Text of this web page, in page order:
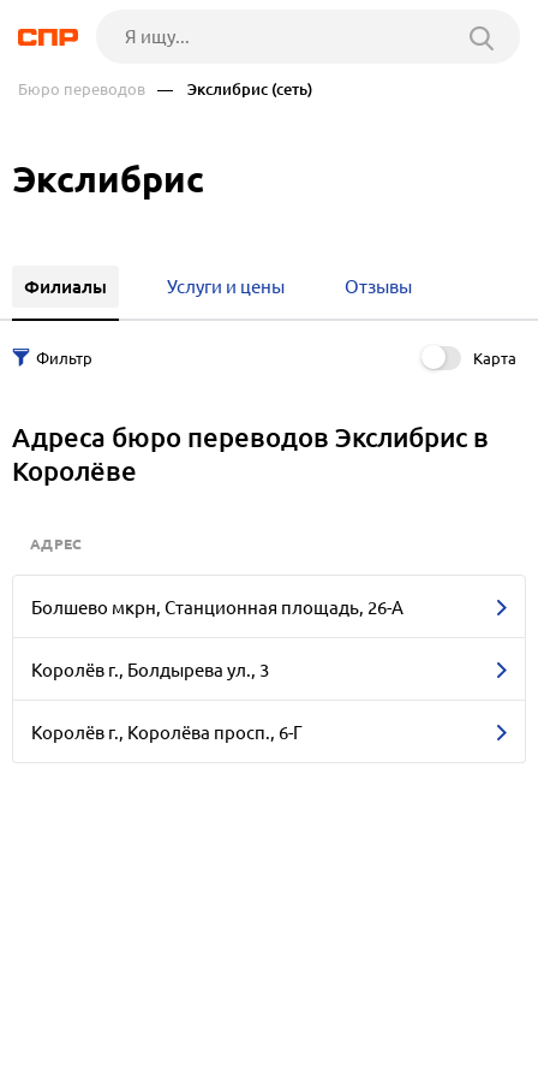
Бюро переводов — Экслибрис (сеть)
Экслибрис
Филиалы Услуги и цены Отзывы
Карта
Адреса бюро переводов Экслибрис в
Королёве
АДРЕС
Болшево мкрн, Станционная площадь, 26-А
Королёв г., Болдырева ул., 3
Королёв г., Королёва просп., 6-Г